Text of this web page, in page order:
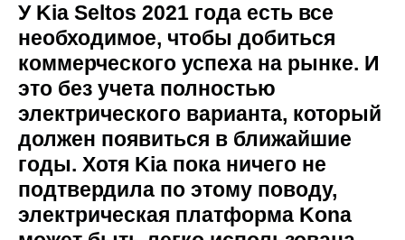
У Kia Seltos 2021 года есть все
необходимое, чтобы добиться
коммерческого успеха на рынке. И
это без учета полностью
электрического варианта, который
должен появиться в ближайшие
годы. Хотя Kia пока ничего не
подтвердила по этому поводу,
электрическая платформа Kona